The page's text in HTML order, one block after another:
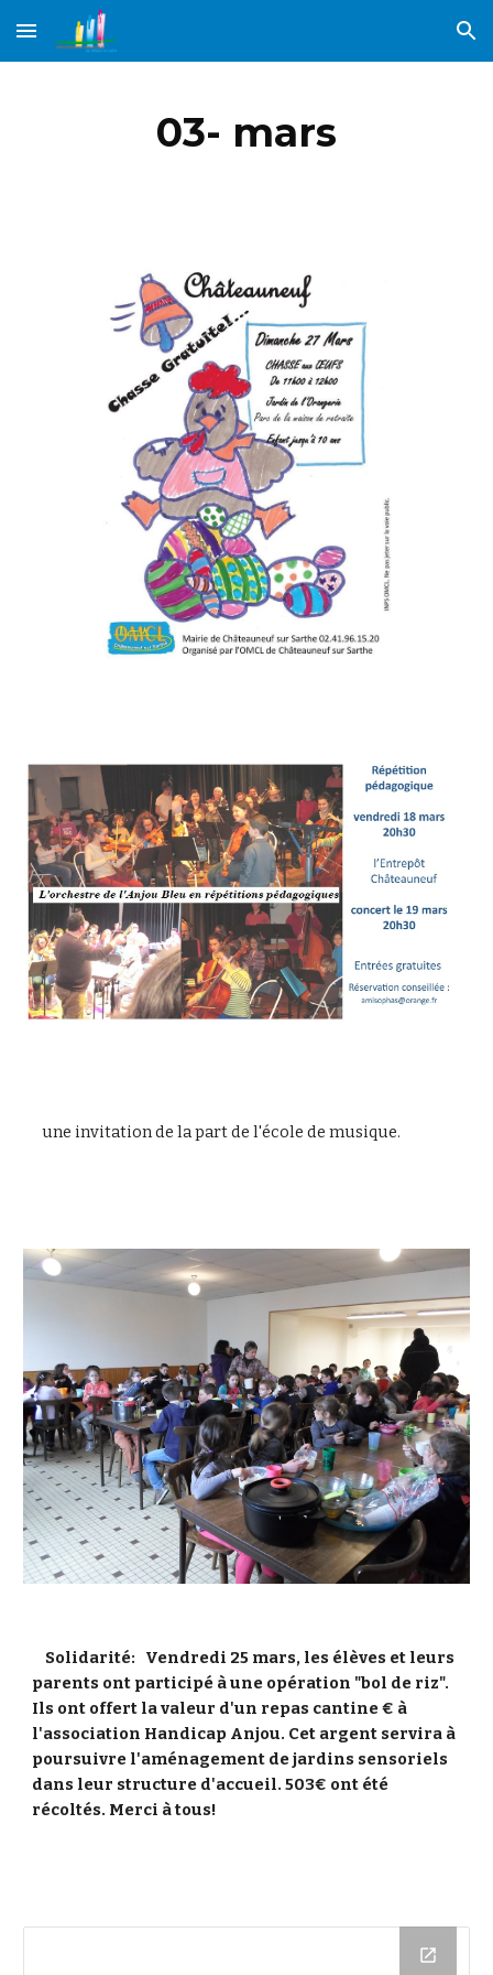
Skip to main content Skip to navigation
03- mars
   une invitation de la part de l'école de musique.
Solidarité:   Vendredi 25 mars, les élèves et leurs
parents ont participé à une opération "bol de riz".
Ils ont offert la valeur d'un repas cantine € à
l'association Handicap Anjou. Cet argent servira à
poursuivre l'aménagement de jardins sensoriels
dans leur structure d'accueil. 503€ ont été
récoltés. Merci à tous!